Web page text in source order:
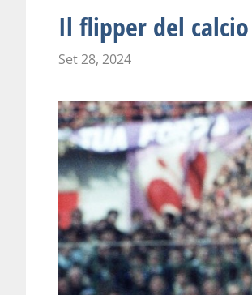
Il flipper del
Set 28, 2024